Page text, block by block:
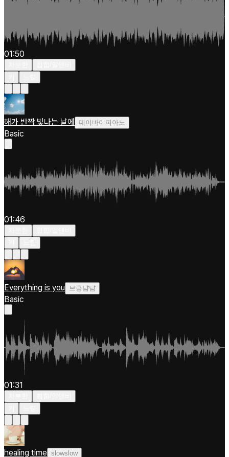
01:50
해가 반짝 빛나는 날에 데이바이피아노
Basic
01:46
Everything is you 브금냠냠
Basic
01:31
healing time slowslow